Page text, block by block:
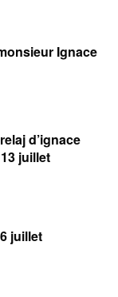
Ignace
d’ignace
juillet
juillet